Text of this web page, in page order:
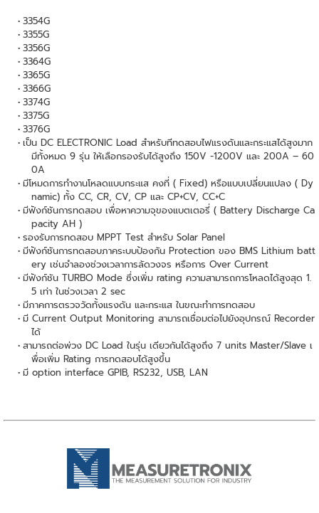
3354G
3355G
3356G
3364G
3365G
3366G
3374G
3375G
3376G
เป็น DC ELECTRONIC Load สำหรับทีทดสอบไฟแรงดันและกระแสได้สูงมาก
มีทั้งหมด 9 รุ่น ให้เลือกรองรับได้สูงถึง 150V -1200V และ 200A – 60
0A
มีโหมดการทำงานโหลดแบบกระแส คงที่ ( Fixed) หรือแบบเปลี่ยนแปลง ( Dy
namic) ทั้ง CC, CR, CV, CP และ CP+CV, CC+C
มีฟังก์ชันการทดสอบ เพื่อหาความจุของแบตเตอรี่ ( Battery Discharge Ca
pacity AH )
รองรับการทดสอบ MPPT Test สำหรับ Solar Panel
มีฟังก์ชันการทดสอบภาคระบบป้องกัน Protection ของ BMS Lithium batt
ery เช่นจำลองช่วงเวลาการลัดวงจร หรือการ Over Current
มีฟังก์ชัน TURBO Mode ซึ่งเพิ่ม rating ความสามารถการโหลดได้สูงสุด 1.
5 เท่า ในช่วงเวลา 2 sec
มีภาคการตรวจวัดทั้งแรงดัน และกระแส ในขณะทำการทดสอบ
มี Current Output Monitoring สามารถเชื่อมต่อไปยังอุปกรณ์ Recorder
ได้
สามารถต่อพ่วง DC Load ในรุ่น เดียวกันได้สูงถึง 7 units Master/Slave เ
พื่อเพิ่ม Rating การทดสอบได้สูงขึ้น
มี option interface GPIB, RS232, USB, LAN